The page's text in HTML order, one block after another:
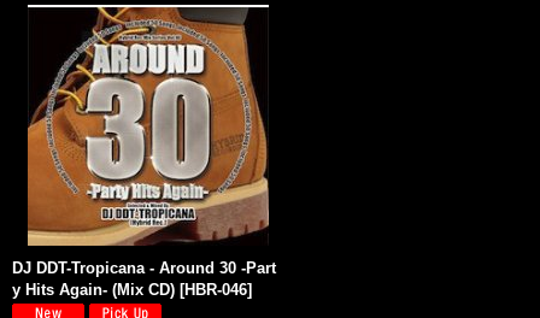
DJ DDT-Tropicana - Around 30 -Part
y Hits Again- (Mix CD) [HBR-046]